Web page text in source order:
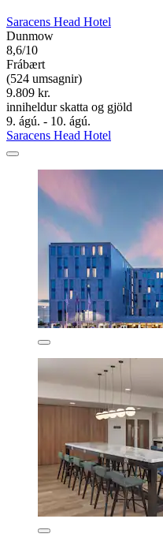
Saracens Head Hotel
Dunmow
8,6/10
Frábært
(524 umsagnir)
9.809 kr.
inniheldur skatta og gjöld
9. ágú. - 10. ágú.
Saracens Head Hotel